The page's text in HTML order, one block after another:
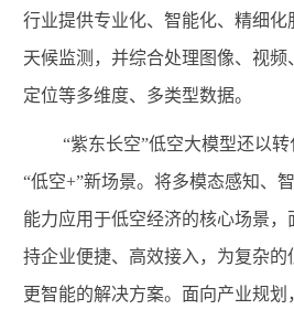
行业提供专业化、智能化、精细化
天候监测，并综合处理图像、视频
定位等多维度、多类型数据。
“紫东长空”低空大模型还以
“低空+”新场景。将多模态感知、
能力应用于低空经济的核心场景
持企业便捷、高效接入，为复杂
更智能的解决方案。面向产业规